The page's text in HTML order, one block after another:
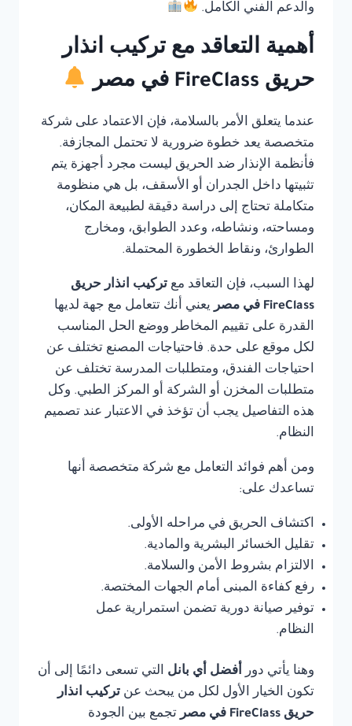
والدعم الفني الكامل.
أهمية التعاقد مع تركيب انذار
حريق FireClass في مصر
عندما يتعلق الأمر بالسلامة، فإن الاعتماد على شركة
متخصصة يعد خطوة ضرورية لا تحتمل المجازفة.
فأنظمة الإنذار ضد الحريق ليست مجرد أجهزة يتم
تثبيتها داخل الجدران أو الأسقف، بل هي منظومة
متكاملة تحتاج إلى دراسة دقيقة لطبيعة المكان،
ومساحته، ونشاطه، وعدد الطوابق، ومخارج
الطوارئ، ونقاط الخطورة المحتملة.
لهذا السبب، فإن التعاقد مع تركيب انذار حريق
FireClass في مصر
يعني أنك تتعامل مع جهة لديها
القدرة على تقييم المخاطر ووضع الحل المناسب
لكل موقع على حدة. فاحتياجات المصنع تختلف عن
احتياجات الفندق، ومتطلبات المدرسة تختلف عن
متطلبات المخزن أو الشركة أو المركز الطبي. وكل
هذه التفاصيل يجب أن تؤخذ في الاعتبار عند تصميم
النظام.
ومن أهم فوائد التعامل مع شركة متخصصة أنها
تساعدك على:
اكتشاف الحريق في مراحله الأولى.
تقليل الخسائر البشرية والمادية.
الالتزام بشروط الأمن والسلامة.
رفع كفاءة المبنى أمام الجهات المختصة.
توفير صيانة دورية تضمن استمرارية عمل
النظام.
وهنا يأتي دور أفضل أي بانل التي تسعى دائمًا إلى أن
تكون الخيار الأول لكل من يبحث عن تركيب انذار
حريق FireClass في مصر
تجمع بين الجودة